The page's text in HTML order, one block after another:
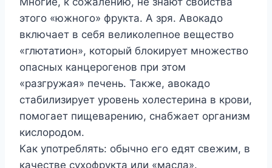
этого «южного» фрукта. А зря. Авокадо
включает в себя великолепное вещество
«глютатион», который блокирует множество
опасных канцерогенов при этом
«разгружая» печень. Также, авокадо
стабилизирует уровень холестерина в крови,
помогает пищеварению, снабжает организм
кислородом.
Как употреблять: обычно его едят свежим, в
качестве сухофрукта или «масла».